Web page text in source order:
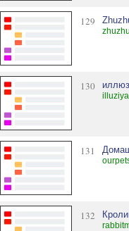
129
130
131
132